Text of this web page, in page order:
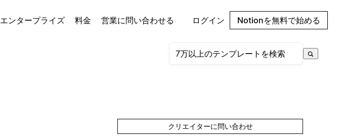
エンタープライズ 料金 営業に問い合わせる ログイン Notionを無料で始める
クリエイターに問い合わせ